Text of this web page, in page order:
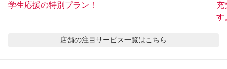
学生応援の特別プラン！
充
す
店舗の注目サービス一覧はこちら